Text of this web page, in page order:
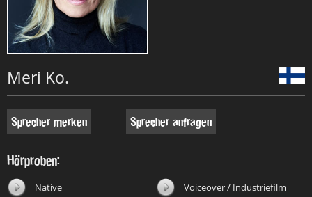
Meri Ko.
Sprecher merken Sprecher anfragen
Hörproben:
Native Voiceover / Industriefilm